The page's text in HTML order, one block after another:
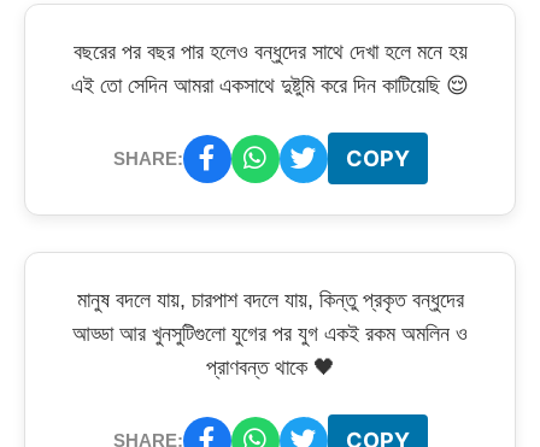
বছরের পর বছর পার হলেও বন্ধুদের সাথে দেখা হলে মনে হয়
এই তো সেদিন আমরা একসাথে দুষ্টুমি করে দিন কাটিয়েছি 😌
SHARE: COPY
মানুষ বদলে যায়, চারপাশ বদলে যায়, কিন্তু প্রকৃত বন্ধুদের
আড্ডা আর খুনসুটিগুলো যুগের পর যুগ একই রকম অমলিন ও
প্রাণবন্ত থাকে 🖤
SHARE: COPY